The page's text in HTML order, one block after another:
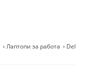
Лаптопи за работа Dell